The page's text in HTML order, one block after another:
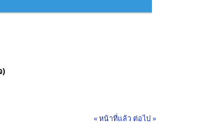
)
« หน้าที่แล้ว ต่อไป »